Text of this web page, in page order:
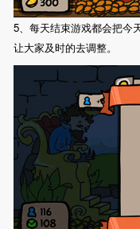
5、每天结束游戏都会把今
让大家及时的去调整。